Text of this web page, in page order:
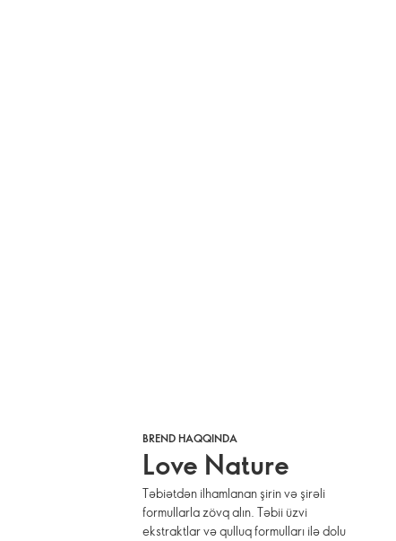
BREND HAQQINDA
Love Nature
Təbiətdən ilhamlanan şirin və şirəli
formullarla zövq alın. Təbii üzvi
ekstraktlar və qulluq formulları ilə dolu